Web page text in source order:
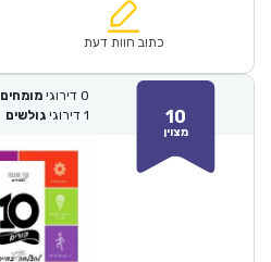
₪61.00.
הוא:
כתוב חוות דעת
10
מצוין
0 דירוגי מומחים
1 דירוגי גולשים